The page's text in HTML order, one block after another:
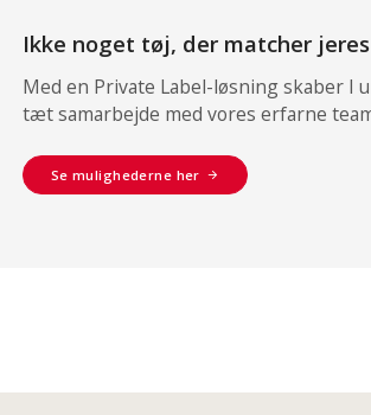
Ikke noget tøj, der matcher
Med en Private Label-løsning skaber I
tæt samarbejde med vores erfarne
Se mulighederne her